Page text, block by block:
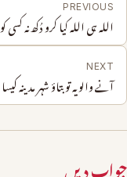
PREVIOUS
اللہ ہی اللہ کیا کرو دُکھ نہ کسی
NEXT
آنے والو یہ تو بتاؤ شہر مدینہ
جواب دیں